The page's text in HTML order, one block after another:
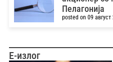
Пелагонија
posted on 09 август
Е-излог